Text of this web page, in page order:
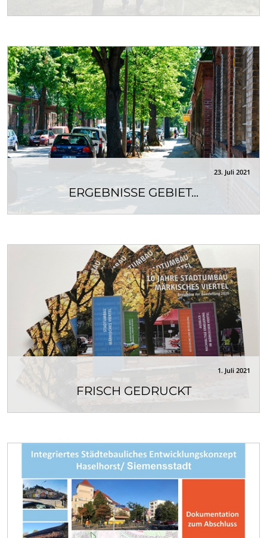
Am 11. August 2021 war es endlich soweit – das
23. Juli 2021
ERGEBNISSE GEBIET...
Die Ergebnisse der Vorbereitenden
1. Juli 2021
FRISCH GEDRUCKT
Die Broschüre zur Ausstellung 10 Jahre Stadtumbau